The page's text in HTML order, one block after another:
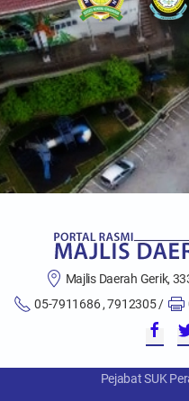
Majlis Daerah Gerik,
05-7911686 , 7912305 /
Pejabat SUK